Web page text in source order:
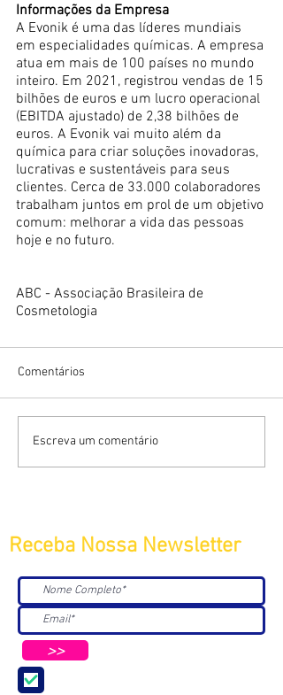
Informações da Empresa
A Evonik é uma das líderes mundiais
em especialidades químicas. A empresa
atua em mais de 100 países no mundo
inteiro. Em 2021, registrou vendas de 15
bilhões de euros e um lucro operacional
(EBITDA ajustado) de 2,38 bilhões de
euros. A Evonik vai muito além da
química para criar soluções inovadoras,
lucrativas e sustentáveis para seus
clientes. Cerca de 33.000 colaboradores
trabalham juntos em prol de um objetivo
comum: melhorar a vida das pessoas
hoje e no futuro.
ABC - Associação Brasileira de
Cosmetologia
Comentários
Escreva um comentário
Receba Nossa Newsletter
>>